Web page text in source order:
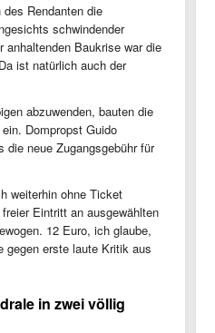
Rendanten die
schwindender
anhaltenden Baukrise war die
ist natürlich auch der
abzuwenden, bauten die
Dompropst Guido
neue Zugangsgebühr für
weiterhin ohne Ticket
Eintritt an ausgewählten
12 Euro, ich glaube,
gegen erste laute Kritik aus
in zwei völlig